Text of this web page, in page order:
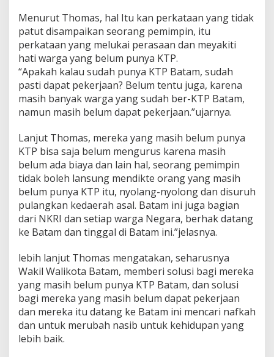
m
b
i
a
s
i
r
d
a
a
m
P
a
r
i
D
i
n
i
l
a
i
Menurut Thomas, hal Itu kan perkataan yang tidak
patut disampaikan seorang pemimpin, itu
perkataan yang melukai perasaan dan meyakiti
hati warga yang belum punya KTP.
“Apakah kalau sudah punya KTP Batam, sudah
pasti dapat pekerjaan? Belum tentu juga, karena
masih banyak warga yang sudah ber-KTP Batam,
namun masih belum dapat pekerjaan.”ujarnya.
Lanjut Thomas, mereka yang masih belum punya
KTP bisa saja belum mengurus karena masih
belum ada biaya dan lain hal, seorang pemimpin
tidak boleh lansung mendikte orang yang masih
belum punya KTP itu, nyolang-nyolong dan disuruh
pulangkan kedaerah asal. Batam ini juga bagian
dari NKRI dan setiap warga Negara, berhak datang
ke Batam dan tinggal di Batam ini.”jelasnya.
lebih lanjut Thomas mengatakan, seharusnya
Wakil Walikota Batam, memberi solusi bagi mereka
yang masih belum punya KTP Batam, dan solusi
bagi mereka yang masih belum dapat pekerjaan
dan mereka itu datang ke Batam ini mencari nafkah
dan untuk merubah nasib untuk kehidupan yang
lebih baik.